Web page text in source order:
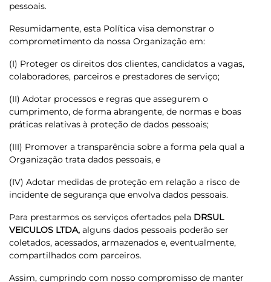
pessoais.
Resumidamente, esta Política visa demonstrar o
comprometimento da nossa Organização em:
(I) Proteger os direitos dos clientes, candidatos a vagas,
colaboradores, parceiros e prestadores de serviço;
(II) Adotar processos e regras que assegurem o
cumprimento, de forma abrangente, de normas e boas
práticas relativas à proteção de dados pessoais;
(III) Promover a transparência sobre a forma pela qual a
Organização trata dados pessoais, e
(IV) Adotar medidas de proteção em relação a risco de
incidente de segurança que envolva dados pessoais.
Para prestarmos os serviços ofertados pela DRSUL
VEICULOS LTDA, alguns dados pessoais poderão ser
coletados, acessados, armazenados e, eventualmente,
compartilhados com parceiros.
Assim, cumprindo com nosso compromisso de manter